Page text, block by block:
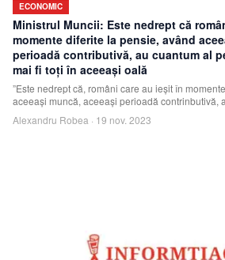
ECONOMIC
Ministrul Muncii: Este nedrept că
momente diferite la pensie, având
perioadă contributivă, au cuantum al
mai fi toţi în aceeaşi oală
”Este nedrept că, români care au ieşit în
aceeaşi muncă, aceeaşi perioadă contrinbutivă,
Alexandru Robea · 19 nov. 2023